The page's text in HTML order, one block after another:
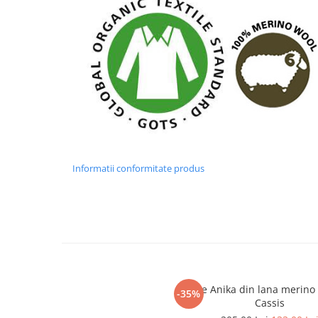
Informatii conformitate produs
-35%
Rochie Anika din lana
Cassis